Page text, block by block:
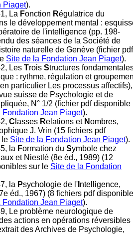
Piaget).
La Fonction Régulatrice du
le développement mental :
de l'intelligence (pp. 198-
des séances de la Société de
naturelle de Genève (fichier pdf
Site de la Fondation Jean Piaget).
Les Trois Structures
: rythme, régulation et
particulier Les processus affectifs),
suisse de Psychologie et de
N° 1/2 (fichier pdf disponible
Fondation Jean Piaget).
C lasses Relations et Nombres,
J. Vrin (15 fichiers pdf
le Site de la Fondation Jean Piaget).
la Formation du Symbole chez
et Niestlé (8e éd., 1989) (12
sur le Site de la Fondation
la Psychologie de l' ntelligence,
éd., 1967) (8 fichiers pdf
Fondation Jean Piaget).
Le problème neurologique de
actions en opérations réversibles
des Archives de Psychologie,